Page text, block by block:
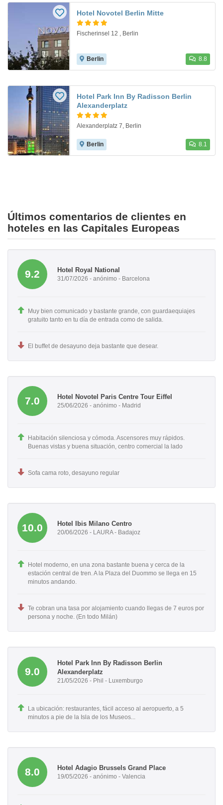
Hotel Novotel Berlin Mitte
Fischerinsel 12 , Berlin
Berlin 8.8
Hotel Park Inn By Radisson Berlin
Alexanderplatz
Alexanderplatz 7, Berlin
Berlin 8.1
Últimos comentarios de clientes en
hoteles en las Capitales Europeas
9.2 Hotel Royal National
31/07/2026 - anónimo - Barcelona
Muy bien comunicado y bastante grande, con guardaequiajes
gratuito tanto en tu día de entrada como de salida.
El buffet de desayuno deja bastante que desear.
7.0 Hotel Novotel Paris Centre Tour Eiffel
25/06/2026 - anónimo - Madrid
Habitación silenciosa y cómoda. Ascensores muy rápidos.
Buenas vistas y buena situación, centro comercial la lado
Sofa cama roto, desayuno regular
10.0 Hotel Ibis Milano Centro
20/06/2026 - LAURA - Badajoz
Hotel moderno, en una zona bastante buena y cerca de la
estación central de tren. A la Plaza del Duommo se llega en 15
minutos andando.
Te cobran una tasa por alojamiento cuando llegas de 7 euros por
persona y noche. (En todo Milán)
9.0
Hotel Park Inn By Radisson Berlin
Alexanderplatz
21/05/2026 - Phil - Luxemburgo
La ubicación: restaurantes, fácil acceso al aeropuerto, a 5
minutos a pie de la Isla de los Museos...
8.0 Hotel Adagio Brussels Grand Place
19/05/2026 - anónimo - Valencia